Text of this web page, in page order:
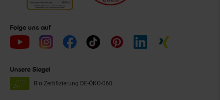
Folge uns auf
Unsere Siegel
Bio Zertifizierung DE-ÖKO-060